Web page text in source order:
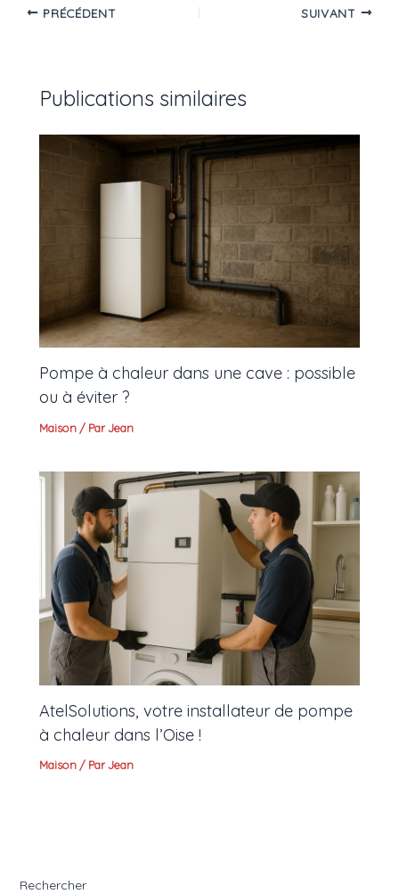
PRÉCÉDENT SUIVANT
Publications similaires
Pompe à chaleur dans une cave : possible
ou à éviter ?
Maison / ParJean
AtelSolutions, votre installateur de pompe
à chaleur dans l’Oise !
Maison / ParJean
Rechercher